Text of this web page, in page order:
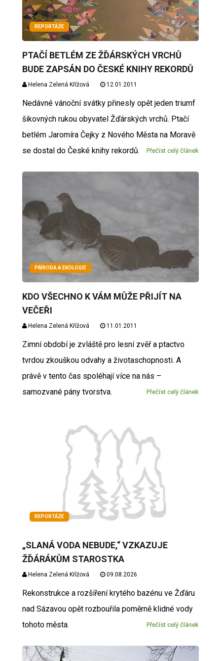
REPORTÁŽE
PTAČÍ BETLÉM ZE ŽĎÁRSKÝCH VRCHŮ
BUDE ZAPSÁN DO ČESKÉ KNIHY REKORDŮ
Helena Zelená Křížová 12.01.2011
Nedávné vánoční svátky přinesly opět jeden triumf
šikovných rukou obyvatel Žďárských vrchů. Ptačí
betlém Jaromíra Čejky z Nového Města na Moravě
se dostal do České knihy rekordů.
Přečíst celý článek
PŘÍRODA A EKOLOGIE
KDO VŠECHNO K VÁM MŮŽE PŘIJÍT NA
VEČEŘI
Helena Zelená Křížová 11.01.2011
Zimní období je zvláště pro lesní zvěř a ptactvo
tvrdou zkouškou odvahy a životaschopnosti. A
právě v tento čas spoléhají více na nás –
samozvané pány tvorstva.
Přečíst celý článek
REPORTÁŽE
„SLANÁ VODA NEBUDE,“ VZKAZUJE
ŽĎÁRÁKŮM STAROSTKA
Helena Zelená Křížová 09.08.2026
Rekonstrukce a rozšíření krytého bazénu ve Žďáru
nad Sázavou opět rozbouřila poměrně klidné vody
tohoto města.
Přečíst celý článek